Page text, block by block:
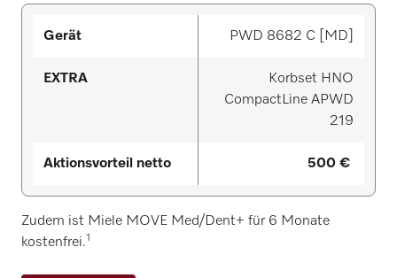
PWD 8682 C [MD]
Korbset HNO
CompactLine APWD
219
500 €
Zudem ist Miele MOVE Med/Dent+ für 6 Monate
kostenfrei.1